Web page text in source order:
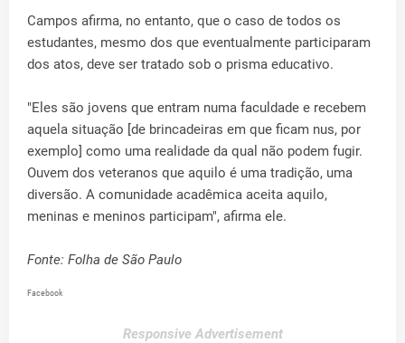
Campos afirma, no entanto, que o caso de todos os
estudantes, mesmo dos que eventualmente participaram
dos atos, deve ser tratado sob o prisma educativo.
"Eles são jovens que entram numa faculdade e recebem
aquela situação [de brincadeiras em que ficam nus, por
exemplo] como uma realidade da qual não podem fugir.
Ouvem dos veteranos que aquilo é uma tradição, uma
diversão. A comunidade acadêmica aceita aquilo,
meninas e meninos participam", afirma ele.
Fonte: Folha de São Paulo
Facebook
Responsive Advertisement